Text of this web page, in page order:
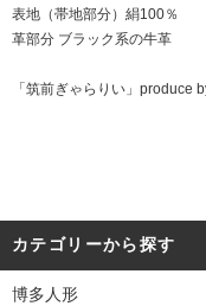
表地（帯地部分）絹100％
革部分 ブラック系の牛革
「筑前ぎゃらりい」produce
カテゴリーから探す
博多人形